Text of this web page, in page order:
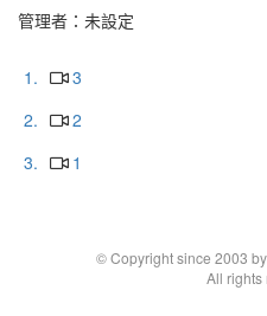
管理者：未設定
1.
3
2.
2
3.
1
© Copyright since 2003
All rights